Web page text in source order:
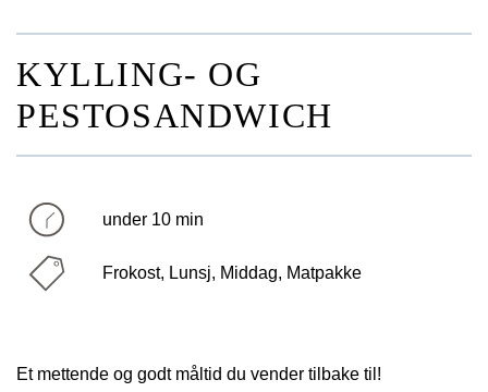
KYLLING- OG
PESTOSANDWICH
under 10 min
Frokost, Lunsj, Middag, Matpakke
Et mettende og godt måltid du vender tilbake til!